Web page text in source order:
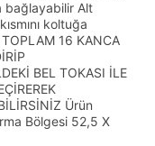
bağlayabilir Alt
koltuğa
16 KANCA
BEL TOKASI İLE
Ürün
Bölgesi 52,5 X